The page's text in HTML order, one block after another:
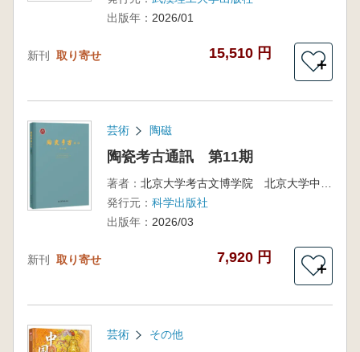
出版年： 2026/01
新刊 取り寄せ 15,510 円
＋
芸術 陶磁
陶瓷考古通訊 第11期
著者：
発行元： 科学出版社
出版年： 2026/03
新刊 取り寄せ 7,920 円
＋
芸術 その他